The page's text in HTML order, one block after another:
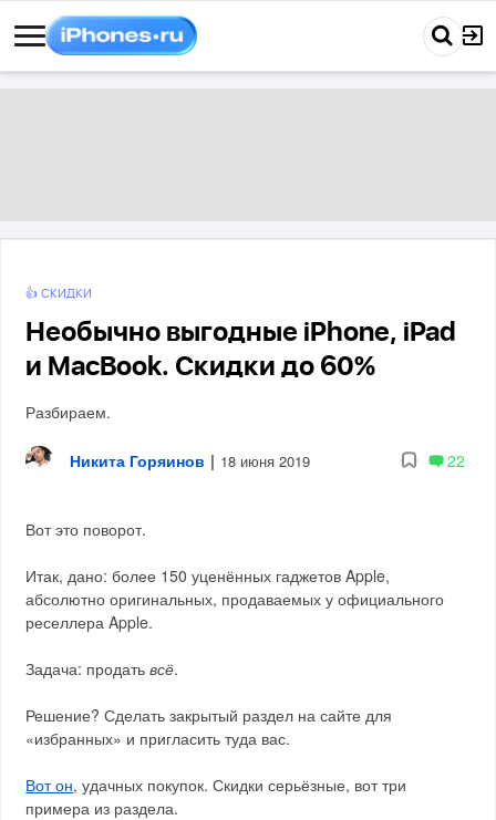
👍 СКИДКИ
Необычно выгодные iPhone, iPad
и MacBook. Скидки до 60%
Разбираем.
Никита Горяинов | 18 июня 2019 22
Вот это поворот.
Итак, дано: более 150 уценённых гаджетов Apple,
абсолютно оригинальных, продаваемых у официального
реселлера Apple.
Задача: продатьвсё.
Решение? Сделать закрытый раздел на сайте для
«избранных» и пригласить туда вас.
Вот он, удачных покупок. Скидки серьёзные, вот три
примера из раздела.